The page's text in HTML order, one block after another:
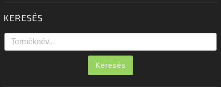
KERESÉS
Keresés